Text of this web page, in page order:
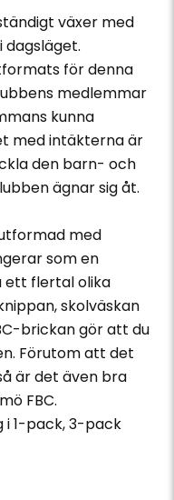
växer med
för denna
medlemmar
kunna
med intäkterna är
den barn- och
ägnar sig åt.
med
som en
ett flertal olika
skolväskan
brickan gör att du
Förutom att det
är det även bra
FBC.
i 1-pack, 3-pack